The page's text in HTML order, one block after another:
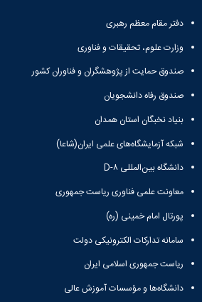
دفتر مقام معظم رهبری
وزارت علوم، تحقیقات و فناوری
صندوق حمایت از پژوهشگران و فناوران کشور
صندوق رفاه دانشجویان
بنیاد نخبگان استان همدان
شبکه آزمایشگاه‌های علمی ایران(شاعا)
دانشگاه بین‌المللی D-۸
معاونت علمی فناوری ریاست جمهوری
پورتال امام خمینی (ره)
سامانه تدارکات الکترونیکی دولت
ریاست جمهوری اسلامی ایران
دانشگاه‌ها و مؤسسات آموزش عالی